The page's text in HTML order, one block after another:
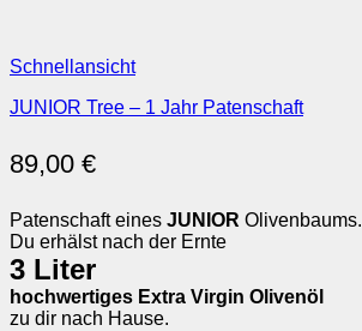
Schnellansicht
JUNIOR Tree – 1 Jahr Patenschaft
89,00 €
Patenschaft eines JUNIOR Olivenbaums.
Du erhälst nach der Ernte
3 Liter
hochwertiges Extra Virgin Olivenöl
zu dir nach Hause.